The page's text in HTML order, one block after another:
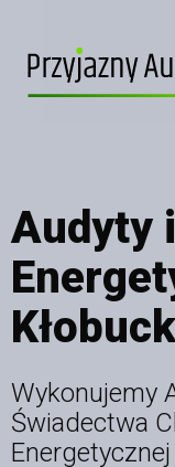
Audyty
Wykonujemy
Świadectwa